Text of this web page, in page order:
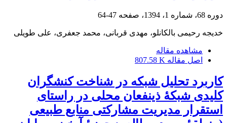
دوره 68، شماره 1، 1394، صفحه 47-64
خدیجه رحیمی بالکانلو، مهدی قربانی، محمد جعفری، علی طویلی
مشاهده مقاله
اصل مقاله 807.58 K
کاربرد تحلیل شبکه در شناخت کنشگران
کلیدی شبکۀ ذینفعان محلی در راستای
استقرار مدیریت مشارکتی منابع طبیعی